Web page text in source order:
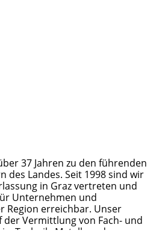
37 Jahren zu den führenden
des Landes. Seit 1998 sind wir
in Graz vertreten und
Unternehmen und
Region erreichbar. Unser
Vermittlung von Fach- und
Technik, Metall- und